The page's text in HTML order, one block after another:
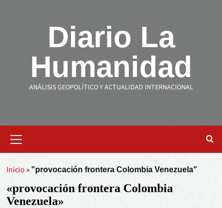
Diario La
Humanidad
ANÁLISIS GEOPOLÍTICO Y ACTUALIDAD INTERNACIONAL
Inicio » "provocación frontera Colombia Venezuela"
«provocación frontera Colombia
Venezuela»